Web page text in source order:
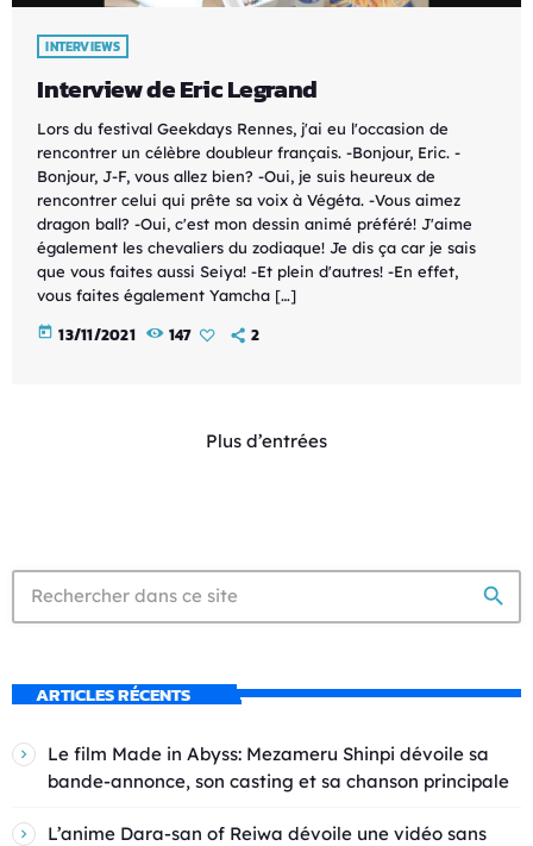
INTERVIEWS
Interview de Eric Legrand
Lors du festival Geekdays Rennes, j'ai eu l'occasion de
rencontrer un célèbre doubleur français. -Bonjour, Eric. -
Bonjour, J-F, vous allez bien? -Oui, je suis heureux de
rencontrer celui qui prête sa voix à Végéta. -Vous aimez
dragon ball? -Oui, c'est mon dessin animé préféré! J'aime
également les chevaliers du zodiaque! Je dis ça car je sais
que vous faites aussi Seiya! -Et plein d'autres! -En effet,
vous faites également Yamcha […]
today 13/11/2021 147 2
Plus d’entrées
search
ARTICLES RÉCENTS
Le film Made in Abyss: Mezameru Shinpi dévoile sa
bande-annonce, son casting et sa chanson principale
L’anime Dara-san of Reiwa dévoile une vidéo sans